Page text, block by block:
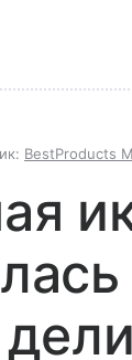
BestProducts